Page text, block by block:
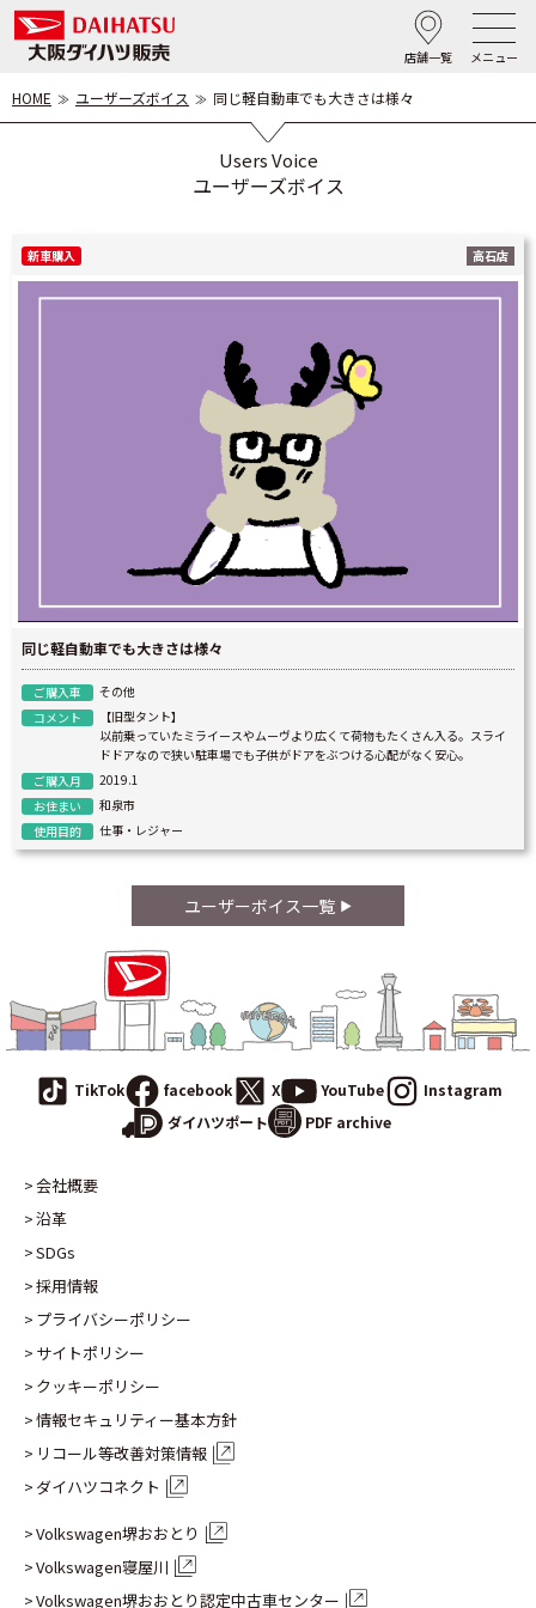
店舗一覧 メニュー
HOME ユーザーズボイス 同じ軽自動車でも大きさは様々
Users Voice
ユーザーズボイス
新車購入 高石店
同じ軽自動車でも大きさは様々
ご購入車
その他
コメント
【旧型タント】
以前乗っていたミライースやムーヴより広くて荷物もたくさん入る。スライ
ドドアなので狭い駐車場でも子供がドアをぶつける心配がなく安心。
ご購入月
2019.1
お住まい
和泉市
使用目的
仕事・レジャー
ユーザーボイス一覧
TikTok facebook X YouTube
Instagram
ダイハツポート
PDF archive
会社概要
沿革
SDGs
採用情報
プライバシーポリシー
サイトポリシー
クッキーポリシー
情報セキュリティー基本方針
リコール等改善対策情報
ダイハツコネクト
Volkswagen堺おおとり
Volkswagen寝屋川
Volkswagen堺おおとり認定中古車センター